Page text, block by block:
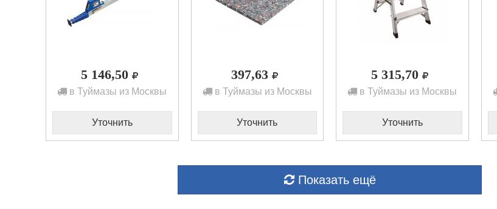
5 146,50
в Туймазы из Москвы
Уточнить
397,63
в Туймазы из Москвы
Уточнить
5 315,70
в Туймазы из Москвы
Уточнить
Показать ещё